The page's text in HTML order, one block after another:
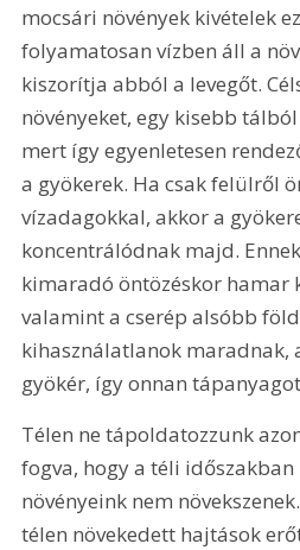
mocsári növények kivételek
folyamatosan vízben áll a
kiszorítja abból a levegőt.
növényeket, egy kisebb
mert így egyenletesen
a gyökerek. Ha csak felülről
vízadagokkal, akkor a
koncentrálódnak majd.
kimaradó öntözéskor hamar
valamint a cserép alsóbb
kihasználatlanok maradnak,
gyökér, így onnan
Télen ne tápoldatozzunk
fogva, hogy a téli
növényeink nem
télen növekedett hajtások